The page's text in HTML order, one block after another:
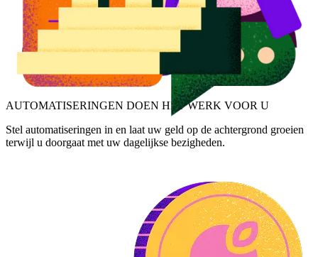
AUTOMATISERINGEN DOEN HET WERK VOOR U
Stel automatiseringen in en laat uw geld op de achtergrond groeien
terwijl u doorgaat met uw dagelijkse bezigheden.